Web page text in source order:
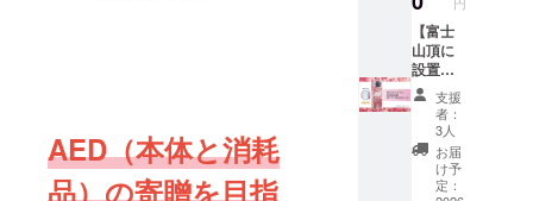
AED（本体と消耗
品）の寄贈を目指
424−08
06 静
岡市清
水区辻
1−7−9
TEL
054−36
1−3311
・収録
した音
本人と
オンラ
インで
打ち合
わせ
(LINEや
ZOOM
など)を
行な
い、ヒ
円、
5,000
円、
10,000
円の リ
ターン
と同じ
内容に
なりま
す。
作）の
実物大
レプリ
カ。
アート
作品を
高品質
な印刷
でキャ
ンバス
【富士
山頂に
設置す
るAED
ボック
スにお
名前を
記載し
ます M
支援
者：
3人
お届
け予
定：